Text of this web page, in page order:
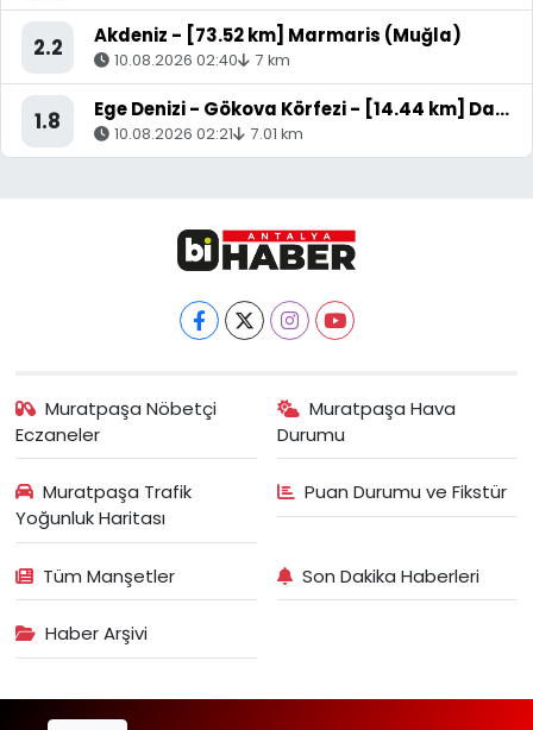
2.2 Akdeniz - [73.52 km] Marmaris (Muğla)
10.08.2026 02:40 7 km
1.8 Ege Denizi - Gökova Körfezi - [14.44 km] Datça (Muğla)
10.08.2026 02:21 7.01 km
Muratpaşa Nöbetçi
Eczaneler
Muratpaşa Hava
Durumu
Muratpaşa Trafik
Yoğunluk Haritası
Puan Durumu ve Fikstür
Tüm Manşetler Son Dakika Haberleri
Haber Arşivi